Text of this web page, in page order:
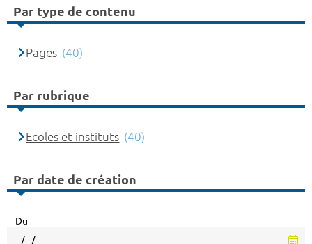
Par type de contenu
Pages (40)
Par rubrique
Ecoles et instituts (40)
Par date de création
Du